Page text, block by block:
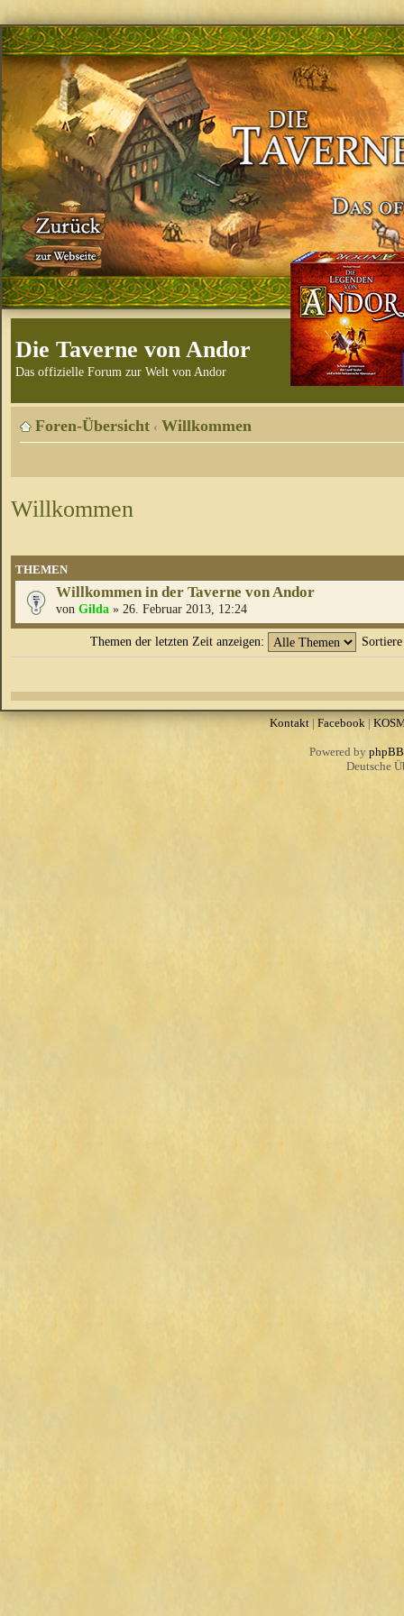
Die Taverne von Andor
Das offizielle Forum zur Welt von Andor
Foren-Übersicht ‹ Willkommen
Willkommen
THEMEN
Willkommen in der Taverne von Andor
von Gilda » 26. Februar 2013, 12:24
Themen der letzten Zeit anzeigen:
Kontakt|Facebook|
Powered by phpBB
Deutsche